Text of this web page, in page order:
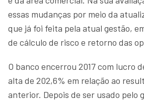
essas mudanças por meio da
que já foi feita pela atual gestão,
de cálculo de risco e retorno das
O banco encerrou 2017 com lucro
alta de 202,6% em relação ao
anterior. Depois de ser usado pelo